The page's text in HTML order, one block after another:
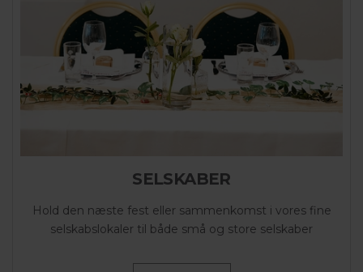
SELSKABER
Hold den næste fest eller sammenkomst i vores fine
selskabslokaler til både små og store selskaber